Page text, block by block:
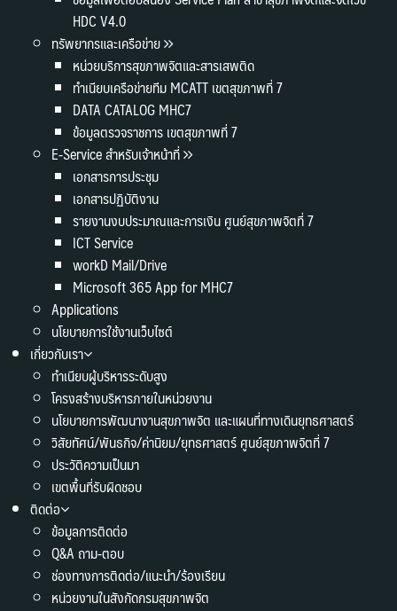
HDC V4.0
ทรัพยากรและเครือข่าย
หน่วยบริการสุขภาพจิตและสารเสพติด
ทำเนียบเครือข่ายทีม MCATT เขตสุขภาพที่ 7
DATA CATALOG MHC7
ข้อมูลตรวจราชการ เขตสุขภาพที่ 7
E-Service สำหรับเจ้าหน้าที่
เอกสารการประชุม
เอกสารปฏิบัติงาน
รายงานงบประมาณและการเงิน ศูนย์สุขภาพจิตที่ 7
ICT Service
workD Mail/Drive
Microsoft 365 App for MHC7
Applications
นโยบายการใช้งานเว็บไซต์
เกี่ยวกับเรา
ทำเนียบผู้บริหารระดับสูง
โครงสร้างบริหารภายในหน่วยงาน
นโยบายการพัฒนางานสุขภาพจิต และแผนที่ทางเดินยุทธศาสตร์
วิสัยทัศน์/พันธกิจ/ค่านิยม/ยุทธศาสตร์ ศูนย์สุขภาพจิตที่ 7
ประวัติความเป็นมา
เขตพื้นที่รับผิดชอบ
ติดต่อ
ข้อมูลการติดต่อ
Q&A ถาม-ตอบ
ช่องทางการติดต่อ/แนะนำ/ร้องเรียน
หน่วยงานในสังกัดกรมสุขภาพจิต